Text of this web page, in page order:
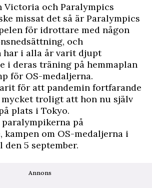
Victoria och Paralympics
missat det så är Paralympics
för idrottare med någon
och
har i alla år varit djupt
i deras träning på hemmaplan
för OS-medaljerna.
för att pandemin fortfarande
mycket troligt att hon nu själv
plats i Tokyo.
paralympikerna på
, kampen om OS-medaljerna i
5 september.
Annons